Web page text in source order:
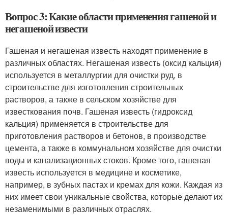
Вопрос 3: Какие области применения гашеной и
негашеной извести
Гашеная и негашеная известь находят применение в
различных областях. Негашеная известь (оксид кальция)
используется в металлургии для очистки руд, в
строительстве для изготовления строительных
растворов, а также в сельском хозяйстве для
известкования почв. Гашеная известь (гидроксид
кальция) применяется в строительстве для
приготовления растворов и бетонов, в производстве
цемента, а также в коммунальном хозяйстве для очистки
воды и канализационных стоков. Кроме того, гашеная
известь используется в медицине и косметике,
например, в зубных пастах и кремах для кожи. Каждая из
них имеет свои уникальные свойства, которые делают их
незаменимыми в различных отраслях.